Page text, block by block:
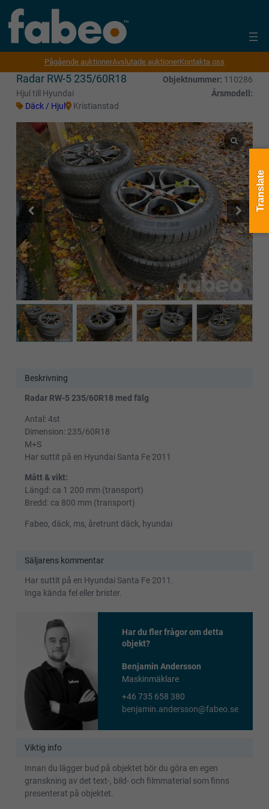
Pågående auktionerAvslutade auktionerKontakta oss
Radar RW-5 235/60R18 Objektnummer: 110286
Hjul till Hyundai
Årsmodell:
Däck / Hjul
Kristianstad
Beskrivning
Radar RW-5 235/60R18 med fälg
Antal: 4st
Dimension: 235/60R18
M+S
Har suttit på en Hyundai Santa Fe 2011
Mått & vikt:
Längd: ca 1 200 mm (transport)
Bredd: ca 800 mm (transport)
Fabeo, däck, ms, åretrunt däck, hyundai
Säljarens kommentar
Har suttit på en Hyundai Santa Fe 2011.
Inga kända fel eller brister.
Har du fler frågor om detta
objekt?
Benjamin Andersson
Maskinmäklare
+46 735 658 380
benjamin.andersson@fabeo.se
Viktig info
Innan du lägger bud på objektet bör du göra en egen
granskning av det text-, bild- och filmmaterial som finns
presenterat på objektet.
Translate